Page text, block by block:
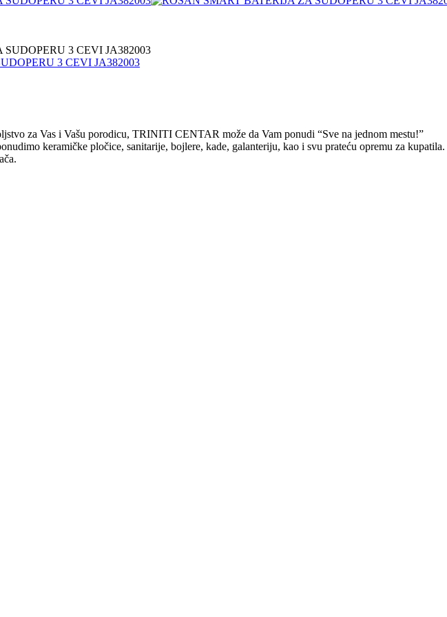
3 CEVI JA382003
za Vas i Vašu porodicu, TRINITI CENTAR može da Vam ponudi “Sve na jednom mestu!”
keramičke pločice, sanitarije, bojlere, kade, galanteriju, kao i svu prateću opremu za